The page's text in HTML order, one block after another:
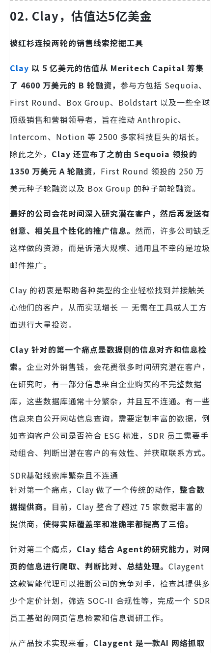
02. Clay，估值达5亿美金
被红杉连投两轮的销售线索挖掘工具
Clay 以 5 亿美元的估值从 Meritech Capital 筹集
了 4600 万美元的 B 轮融资， 参与方包括 Sequoia、
First Round、Box Group、Boldstart 以及一些全球
顶级销售和营销领导者，旨在推动 Anthropic、
Intercom、Notion 等 2500 多家科技巨头的增长。
除此之外， Clay 还宣布了之前由 Sequoia 领投的
1350 万美元 A 轮融资，First Round 领投的 250 万
美元种子轮融资以及 Box Group 的种子前轮融资。
最好的公司会花时间深入研究潜在客户，然后再发送有
创意、相关且个性化的推广信息。 然而，许多公司缺乏
这样做的资源，而是诉诸大规模、通用且不幸的是垃圾
邮件推广。
Clay 的初衷是帮助各种类型的企业轻松找到并接触关
心他们的客户，从而实现增长 — 无需在工具或人工方
面进行大量投资。
Clay 针对的第一个痛点是数据侧的信息对齐和信息检
索。 企业对外销售钱，会花费很多时间研究潜在客户，
在研究时，有一部分信息来自企业购买的不完整数据
库，这些数据库通常十分繁杂，并且互不连通。有一些
信息来自公开网站信息查询，需要定制丰富的数据，例
如查询客户公司是否符合 ESG 标准，SDR 员工需要手
动组合、判断出潜在客户的有效性、并获取联系方式。
SDR基础线索库繁杂且不连通
针对第一个痛点，Clay 做了一个传统的动作， 整合数
据提供商。 目前，Clay 整合了超过 75 家数据丰富的
提供商， 使得实际覆盖率和准确率都提高了三倍。
针对第二个痛点， Clay 结合 Agent的研究能力，对网
页的信息进行爬取、判断比对、总结处理。 Claygent
这款智能代理可以推断公司的竞争对手，检查其提供多
少个定价计划，筛选 SOC-II 合规性等，完成一个 SDR
员工基础的网页信息检索和信息调研工作。
从产品技术实现来看， Claygent 是一款AI 网络抓取